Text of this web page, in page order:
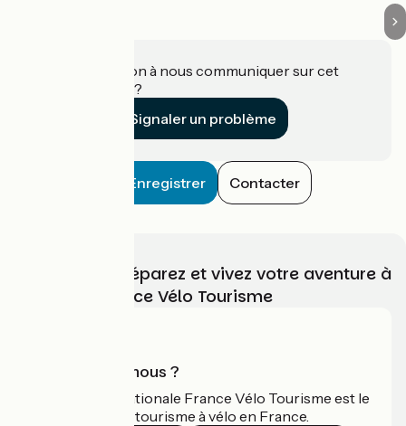
Une information à nous communiquer sur cet
établissement ?
Signaler un problème
Enregistrer Contacter
Choisissez, préparez et vivez votre aventure à
vélo avec France Vélo Tourisme
Qui sommes-nous ?
L'association nationale France Vélo Tourisme est le
guide officiel du tourisme à vélo en France.